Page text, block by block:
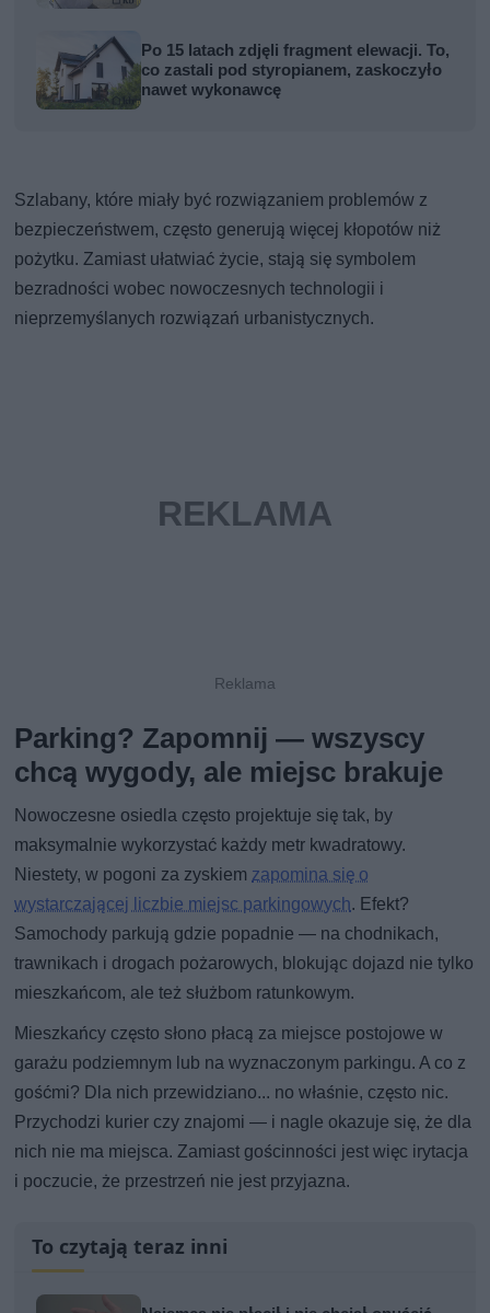
Po 15 latach zdjęli fragment elewacji. To,
co zastali pod styropianem, zaskoczyło
nawet wykonawcę
Szlabany, które miały być rozwiązaniem problemów z
bezpieczeństwem, często generują więcej kłopotów niż
pożytku. Zamiast ułatwiać życie, stają się symbolem
bezradności wobec nowoczesnych technologii i
nieprzemyślanych rozwiązań urbanistycznych.
Parking? Zapomnij — wszyscy
chcą wygody, ale miejsc brakuje
Nowoczesne osiedla często projektuje się tak, by
maksymalnie wykorzystać każdy metr kwadratowy.
Niestety, w pogoni za zyskiem zapomina się o
wystarczającej liczbie miejsc parkingowych. Efekt?
Samochody parkują gdzie popadnie — na chodnikach,
trawnikach i drogach pożarowych, blokując dojazd nie tylko
mieszkańcom, ale też służbom ratunkowym.
Mieszkańcy często słono płacą za miejsce postojowe w
garażu podziemnym lub na wyznaczonym parkingu. A co z
gośćmi? Dla nich przewidziano... no właśnie, często nic.
Przychodzi kurier czy znajomi — i nagle okazuje się, że dla
nich nie ma miejsca. Zamiast gościnności jest więc irytacja
i poczucie, że przestrzeń nie jest przyjazna.
To czytają teraz inni